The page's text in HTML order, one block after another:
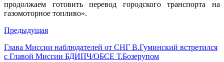
продолжаем готовить перевод городского транспорта на
газомоторное топливо».
Предыдущая
Глава Миссии наблюдателей от СНГ В.Гуминский встретился
с Главой Миссии БДИПЧ/ОБСЕ Т.Бозерупом